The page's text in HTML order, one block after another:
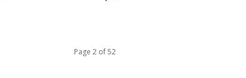
Page 2 of 52